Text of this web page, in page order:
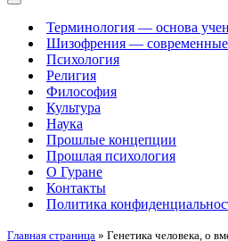
Меню
навигацииТерминология — основа
Шизофрения —
Психология
Религия
Философия
Культура
Наука
Прошлые концепции
Прошлая психология
О Гуране
Контакты
Политика
Главная страница » Генетика человека, о